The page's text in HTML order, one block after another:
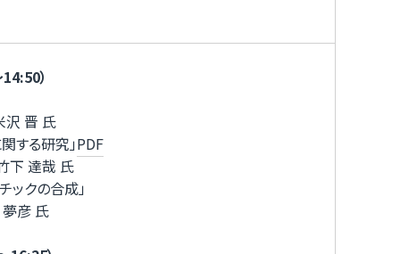
）
晋 氏
する研究」PDF
達哉 氏
クの合成」
氏